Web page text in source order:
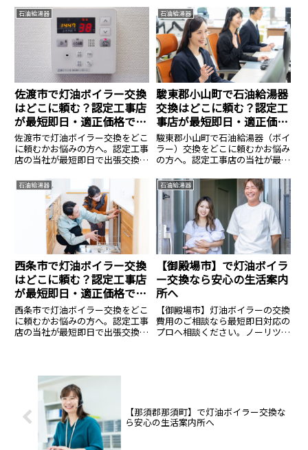
間365日受付中。安心の生活案内
所へ。
365日受付中。安心の生活案内所
へ。
石油給湯器
佐渡市で灯油ボイラー交換
はどこに頼む？認定工事店
が最短即日・適正価格で対
応
佐渡市で灯油ボイラー交換をどこ
に頼むかお悩みの方へ。認定工事
店の当社が最短即日で出張交換し
庫多数。寒冷地特有の凍結対策も
万全に、資格保有者が工事費込み
の適正価格で施工。見積もり無
石油給湯器
駿東郡小山町で石油給湯器
交換はどこに頼む？認定工
事店が最短即日・適正価格
で対応
駿東郡小山町で石油給湯器（ボイ
ラー）交換をどこに頼むかお悩み
の方へ。認定工事店の当社が最短
エコフィールの在庫多数。寒冷地
特有の凍結対策も万全に、資格保
有者が工事費込みの適正価格で施
工。見積もり無料。
石油給湯器
西条市で灯油ボイラー交換
はどこに頼む？認定工事店
が最短即日・適正価格で対
応
西条市で灯油ボイラー交換をどこ
に頼むかお悩みの方へ。認定工事
店の当社が最短即日で出張交換し
の適正価格で施工。見積もり無
石油給湯器
【御殿場市】で灯油ボイラ
ー交換なら安心の生活案内
所へ
【御殿場市】灯油ボイラーの交換
費用のご相談なら最短即日対応の
プロへ相談ください。ノーリツ・
【那須郡那須町】で灯油ボイラー交換な
ら安心の生活案内所へ